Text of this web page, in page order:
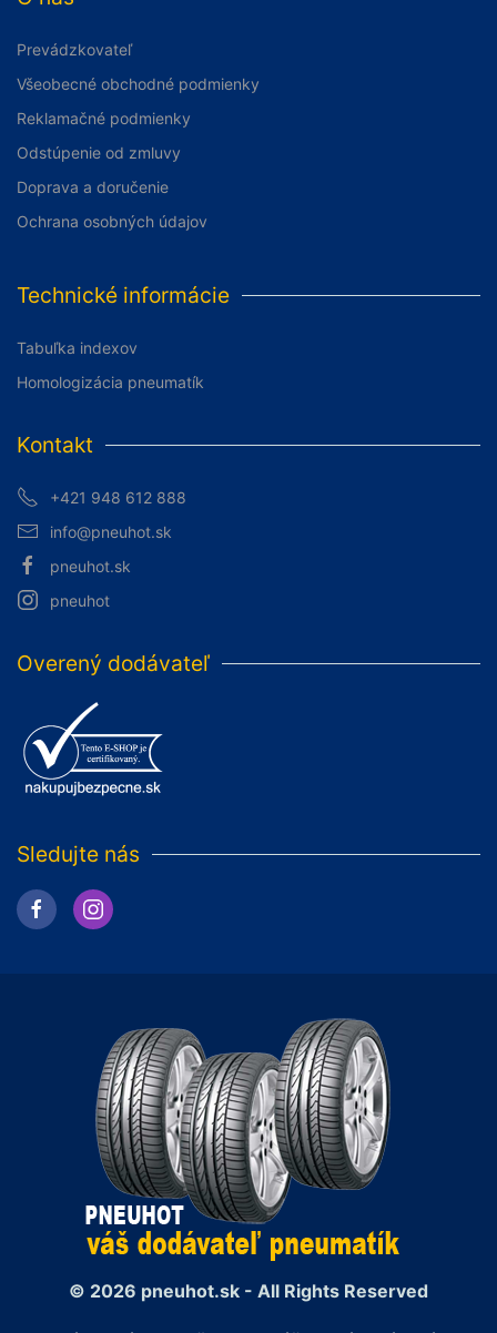
Prevádzkovateľ
Všeobecné obchodné podmienky
Reklamačné podmienky
Odstúpenie od zmluvy
Doprava a doručenie
Ochrana osobných údajov
Technické informácie
Tabuľka indexov
Homologizácia pneumatík
Kontakt
+421 948 612 888
info@pneuhot.sk
pneuhot.sk
pneuhot
Overený dodávateľ
Sledujte nás
© 2026 pneuhot.sk - All Rights Reserved